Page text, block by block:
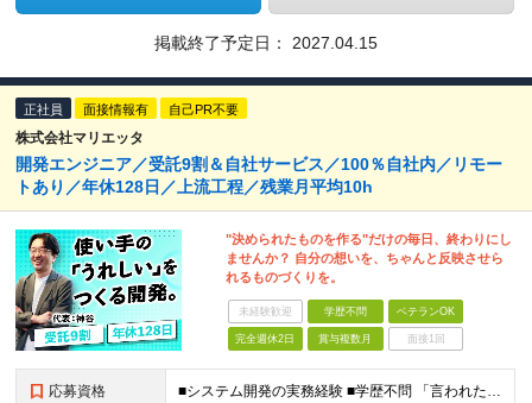
掲載終了予定日： 2027.04.15
正社員 面接情報有 自己PR不要
株式会社マリエッタ
開発エンジニア／受託9割＆自社サービス／100％自社内／リモー
トあり／年休128日／上流工程／残業月平均10h
"決められたものを作る"だけの毎日、終わりにし
ませんか？ 自分の想いを、ちゃんと反映させら
れるものづくりを。
未経験歓迎 学歴不問 ベテランOK
完全週休2日 賞与複数月 面接1回
応募資格 ■システム開発の実務経験 ■学歴不問 「言われたモノを作るだけの毎日はつまらない」 「一部の機能だけでなく、全体を見渡して開発したい」 そんな思いを抱えるエンジニアに、当社の環境はピッタリです！